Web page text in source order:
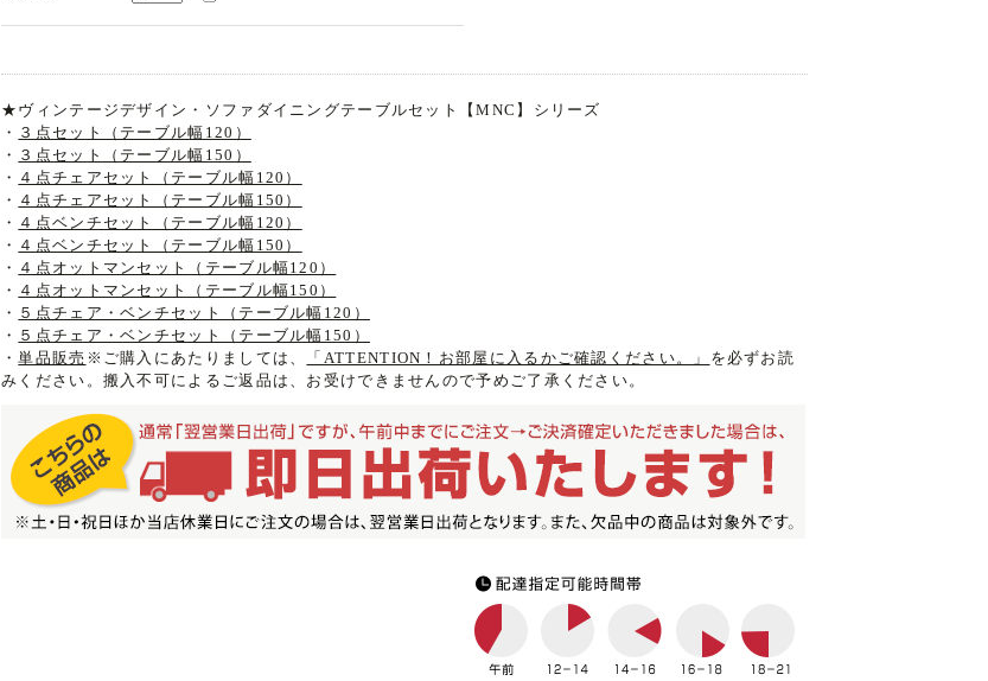
★ヴィンテージデザイン・ソファダイニングテーブルセット【MNC】シリーズ
・ ３点セット（テーブル幅120）
・ ３点セット（テーブル幅150）
・ ４点チェアセット（テーブル幅120）
・ ４点チェアセット（テーブル幅150）
・ ４点ベンチセット（テーブル幅120）
・ ４点ベンチセット（テーブル幅150）
・ ４点オットマンセット（テーブル幅120）
・ ４点オットマンセット（テーブル幅150）
・ ５点チェア・ベンチセット（テーブル幅120）
・ ５点チェア・ベンチセット（テーブル幅150）
・単品販売 ※ご購入にあたりましては、 「ATTENTION！お部屋に入るかご確認ください。」 を必ずお読
みください。搬入不可によるご返品は、お受けできませんので予めご了承ください。